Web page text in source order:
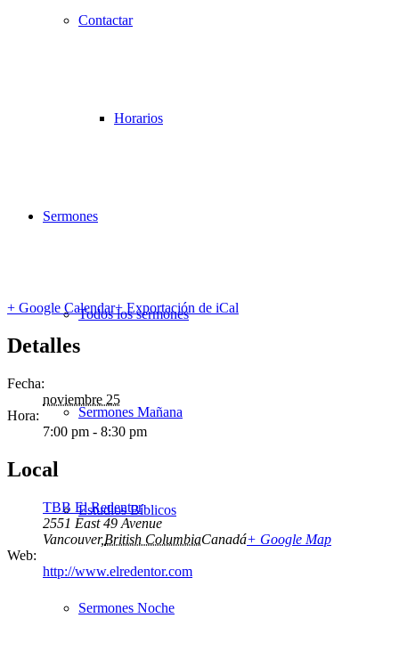
Contactar
Horarios
Sermones
Todos los sermones
Sermones Mañana
Estudios Bíblicos
Sermones Noche
+ Google Calendar+ Exportación de iCal
Detalles
Fecha:
noviembre 25
Hora:
7:00 pm - 8:30 pm
Local
TBB El Redentor
2551 East 49 Avenue
Vancouver,British ColumbiaCanadá+ Google Map
Web:
http://www.elredentor.com